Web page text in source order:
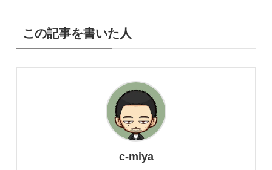
この記事を書いた人
c-miya